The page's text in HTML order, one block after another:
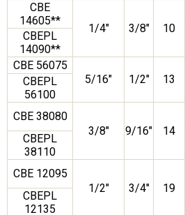
CBE
14605**
1/4″ 3/8″ 10
CBEPL
14090**
CBE 56075
5/16″
1/2″ 13
CBEPL
56100
CBE 38080
3/8″
9/16″ 14
CBEPL
38110
CBE 12095
1/2″
3/4″ 19
CBEPL
12135